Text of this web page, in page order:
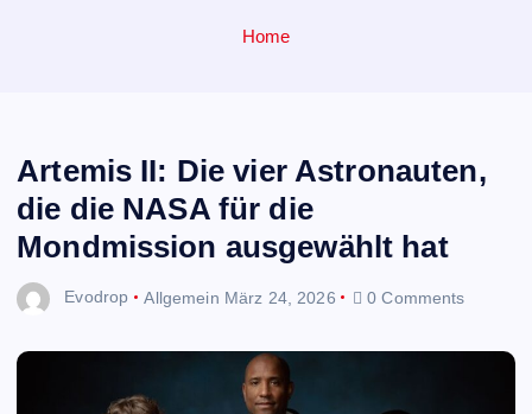
Home
Artemis II: Die vier Astronauten,
die die NASA für die
Mondmission ausgewählt hat
Evodrop Allgemein März 24, 2026 0 Comments